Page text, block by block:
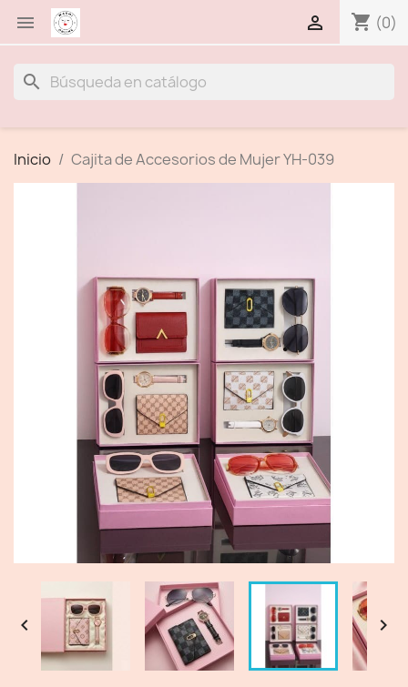
 shopping_cart (0)

search
Inicio Cajita de Accesorios de Mujer YH-039
 